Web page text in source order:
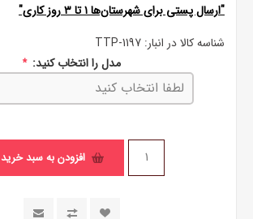
"ارسال پستی برای شهرستان‌ها ۱ تا ۳ روز کاری"
شناسه کالا در انبار: TTP-1197
مدل را انتخاب کنید: *
افزودن به سبد خرید